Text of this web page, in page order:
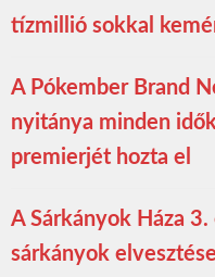
tízmillió sokkal
A Pókember Brand
nyitánya minden
premierjét hozta el
A Sárkányok Háza
sárkányok